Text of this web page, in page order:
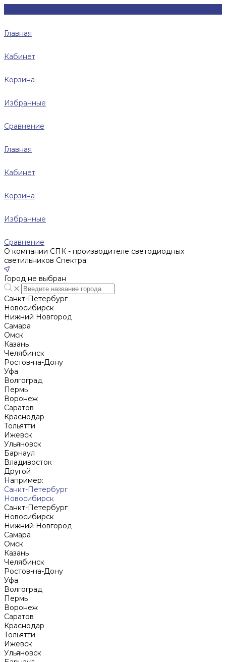
Главная
Кабинет
Корзина
Избранные
Сравнение
Главная
Кабинет
Корзина
Избранные
Сравнение
О компании СПК - производителе светодиодных
светильников Спектра
Город не выбран
Санкт-Петербург
Новосибирск
Нижний Новгород
Cамара
Омск
Казань
Челябинск
Ростов-на-Дону
Уфа
Волгоград
Пермь
Воронеж
Саратов
Краснодар
Тольятти
Ижевск
Ульяновск
Барнаул
Владивосток
Другой
Например:
Санкт-Петербург
Новосибирск
Санкт-Петербург
Новосибирск
Нижний Новгород
Cамара
Омск
Казань
Челябинск
Ростов-на-Дону
Уфа
Волгоград
Пермь
Воронеж
Саратов
Краснодар
Тольятти
Ижевск
Ульяновск